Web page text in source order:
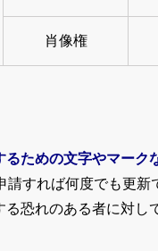
肖像権
ための文字やマーク
請すれば何度でも更新
恐れのある者に対し